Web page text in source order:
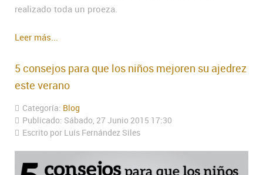
realizado toda un proeza.
Leer más...
5 consejos para que los niños mejoren su ajedrez
este verano
Categoría: Blog
Publicado: Sábado, 27 Junio 2015 17:30
Escrito por Luís Fernández Siles